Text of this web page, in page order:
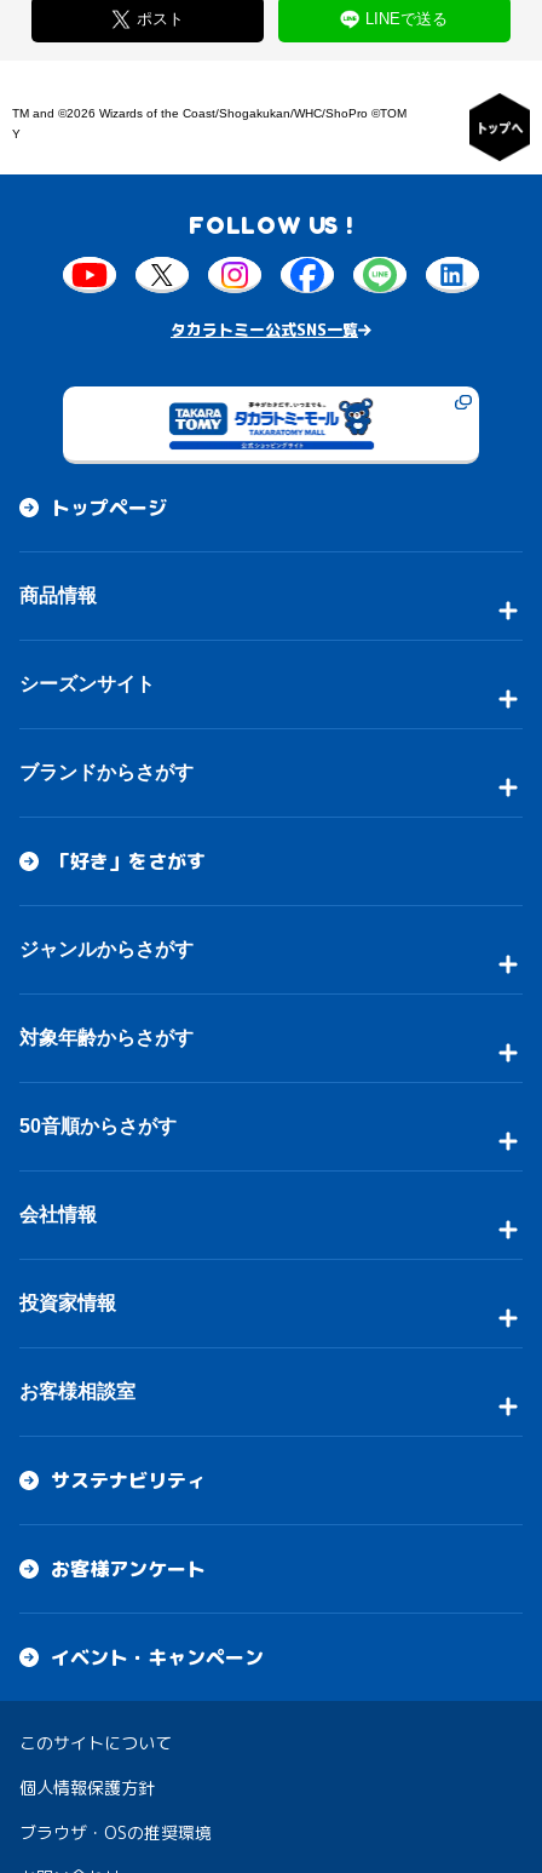
ポスト LINEで送る
TM and ©2026 Wizards of the Coast/Shogakukan/WHC/ShoPro ©TOM
Y
FOLLOW US !
タカラトミー公式SNS一覧
トップページ
商品情報
シーズンサイト
ブランドからさがす
「好き」をさがす
ジャンルからさがす
対象年齢からさがす
50音順からさがす
会社情報
投資家情報
お客様相談室
サステナビリティ
お客様アンケート
イベント・キャンペーン
このサイトについて
個人情報保護方針
ブラウザ・OSの推奨環境